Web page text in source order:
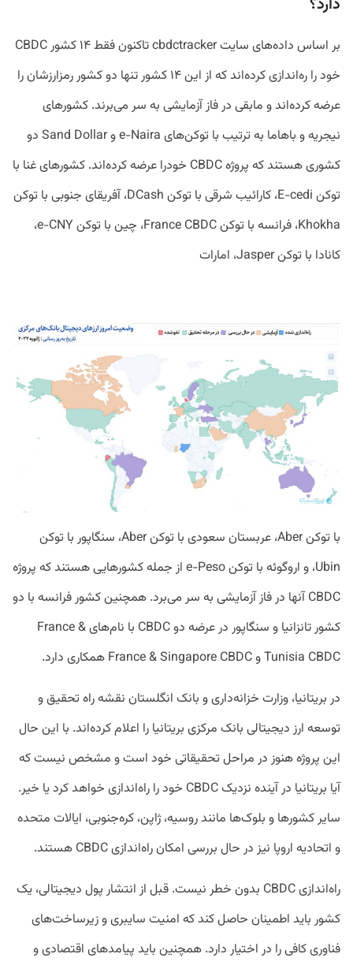
دارد؟
بر اساس داده‌های سایت cbdctracker تاکنون فقط ۱۴ کشور CBDC
خود را ره‌اندازی کرده‌اند که از این ۱۴ کشور تنها دو کشور رمزارزشان را
عرضه کرده‌اند و مابقی در فاز آزمایشی به‌ سر می‌برند. کشورهای
نیجریه و باهاما به ترتیب با توکن‌های e-Naira و Sand Dollar دو
کشوری هستند که پروژه CBDC خودرا عرضه کرده‌اند. کشورهای غنا با
توکن E-cedi، کارائیب شرقی با توکن DCash، آفریقای جنوبی با توکن
Khokha، فرانسه با توکن France CBDC، چین با توکن e-CNY،
کانادا با توکن Jasper، امارات
با توکن Aber، عربستان سعودی با توکن Aber، سنگاپور با توکن
Ubin، و اروگوئه با توکن e-Peso از جمله کشورهایی هستند که پروژه
CBDC آنها در فاز آزمایشی به‌ سر می‌برد. همچنین کشور فرانسه با دو
کشور تانزانیا و سنگاپور در عرضه دو CBDC با نام‌های France &
Tunisia CBDC و France & Singapore CBDC همکاری دارد.
در بریتانیا، وزارت خزانه‌داری و بانک انگلستان نقشه راه تحقیق و
توسعه ارز دیجیتالی بانک مرکزی بریتانیا را اعلام کرده‌اند. با این حال
این پروژه هنوز در مراحل تحقیقاتی خود است و مشخص نیست که
آیا بریتانیا در آینده نزدیک CBDC خود را راه‌اندازی خواهد کرد یا خیر.
سایر کشورها و بلوک‌ها مانند روسیه، ژاپن، کره‌جنوبی، ایالات متحده
و اتحادیه اروپا نیز در حال بررسی امکان راه‌اندازی CBDC هستند.
راه‌اندازی CBDC بدون خطر نیست. قبل از انتشار پول دیجیتالی، یک
کشور باید اطمینان حاصل کند که امنیت سایبری و زیرساخت‌های
فناوری کافی را در اختیار دارد. همچنین باید پیامدهای اقتصادی و